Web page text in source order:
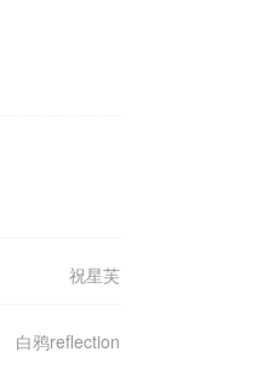
祝星芙
白鸦reflection